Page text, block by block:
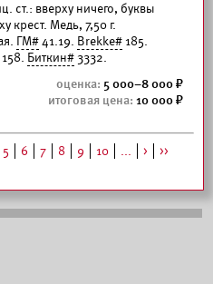
ст.: вверху ничего, буквы
крест. Медь, 7,50 г.
ГМ#41.19. Brekke# 185.
158. Биткин#3332.
5 000–8 000
10 000
5 6 7 8 9 10 ... >
>>